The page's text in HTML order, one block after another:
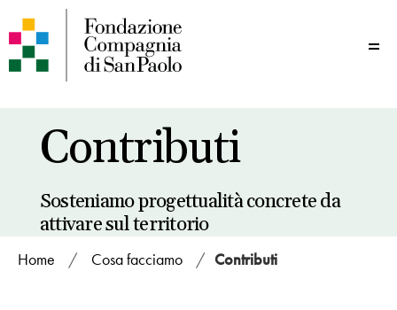
Contributi
Sosteniamo progettualità concrete da
attivare sul territorio
Home / Cosa facciamo / Contributi